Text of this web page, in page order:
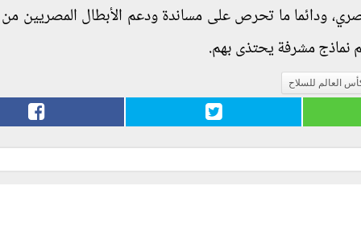
ودائما ما تحرص على مساندة ودعم الأبطال المصريين
نماذج مشرفة يحتذى بهم.
العالم للسلاح